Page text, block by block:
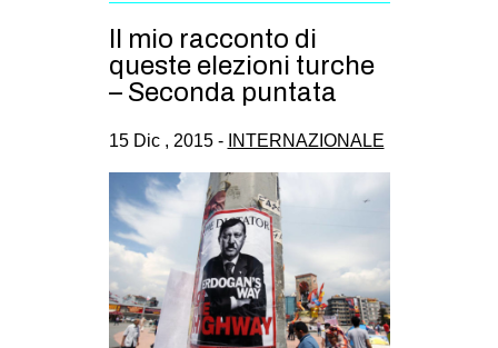
Il mio racconto di
queste elezioni turche
– Seconda puntata
15 Dic , 2015 - INTERNAZIONALE